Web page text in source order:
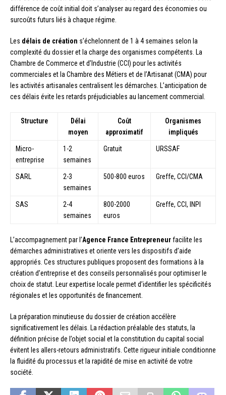
différence de coût initial doit s’analyser au regard des économies ou
surcoûts futurs liés à chaque régime.
Les délais de création s’échelonnent de 1 à 4 semaines selon la
complexité du dossier et la charge des organismes compétents. La
Chambre de Commerce et d’Industrie (CCI) pour les activités
commerciales et la Chambre des Métiers et de l’Artisanat (CMA) pour
les activités artisanales centralisent les démarches. L’anticipation de
ces délais évite les retards préjudiciables au lancement commercial.
Structure
Délai
moyen
Coût
approximatif
Organismes
impliqués
Micro-
entreprise
1-2
semaines
Gratuit URSSAF
SARL
2-3
semaines
500-800 euros Greffe, CCI/CMA
SAS
2-4
semaines
800-2000
euros
Greffe, CCI, INPI
L’accompagnement par l’Agence France Entrepreneurfacilite les
démarches administratives et oriente vers les dispositifs d’aide
appropriés. Ces structures publiques proposent des formations à la
création d’entreprise et des conseils personnalisés pour optimiser le
choix de statut. Leur expertise locale permet d’identifier les spécificités
régionales et les opportunités de financement.
La préparation minutieuse du dossier de création accélère
significativement les délais. La rédaction préalable des statuts, la
définition précise de l’objet social et la constitution du capital social
évitent les allers-retours administratifs. Cette rigueur initiale conditionne
la fluidité du processus et la rapidité de mise en activité de votre
société.